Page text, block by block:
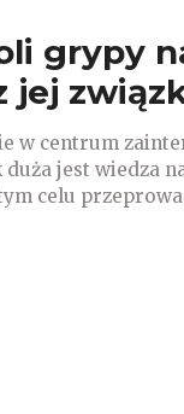
grypy
jej
w centrum
jest wiedza
celu